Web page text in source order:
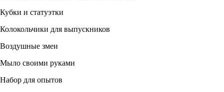
Кубки и статуэтки
Колокольчики для выпускников
Воздушные змеи
Мыло своими руками
Набор для опытов